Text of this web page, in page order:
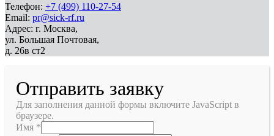
Телефон: +7 (499) 110-27-54
Email: pr@sick-rf.ru
Адрес: г. Москва,
ул. Большая Почтовая,
д. 26в ст2
Отправить заявку
Для заполнения данной формы включите JavaScript в
браузере.
Имя *